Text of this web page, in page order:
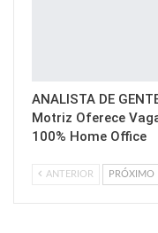
ANALISTA DE
Motriz Oferece
100% Home Office
ANTERIOR PRÓXIMO